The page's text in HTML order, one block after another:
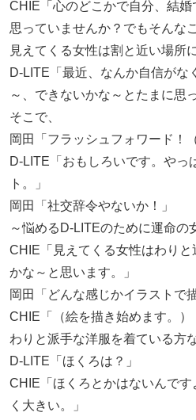
CHIE「心のどこかで自分、結
思っていませんか？でもそんな
見えてくる女性は割と近い場所
D-LITE「最近、なんか自信がな
～、できないかな～とたまに思
そこで、
岡田「フラッシュフォワード！
D-LITE「おもしろいです。やっ
ト。」
岡田「社交辞令やないか！」
～悩めるD-LITEのために運命の
CHIE「見えてくる女性はわり
かな～と思います。」
岡田「どんな感じかイラストで
CHIE「（絵を描き始めます。）
わりと派手な洋服を着ている方
D-LITE「ほくろは？」
CHIE「ほくろとかはないんで
く大きい。」